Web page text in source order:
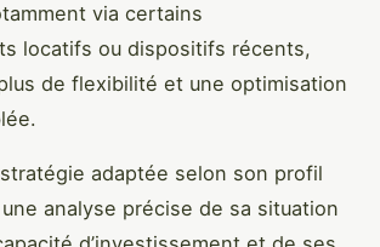
via certains
locatifs ou dispositifs récents,
de flexibilité et une optimisation
adaptée selon son profil
analyse précise de sa situation